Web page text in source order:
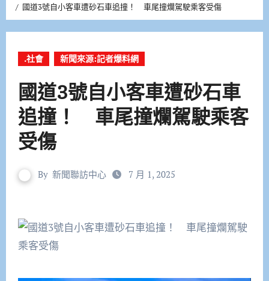
國道3號自小客車遭砂石車追撞！ 車尾撞爛駕駛乘客受傷
.社會 新聞來源:記者爆料網
國道3號自小客車遭砂石車
追撞！ 車尾撞爛駕駛乘客
受傷
By 新聞聯訪中心 7 月 1, 2025